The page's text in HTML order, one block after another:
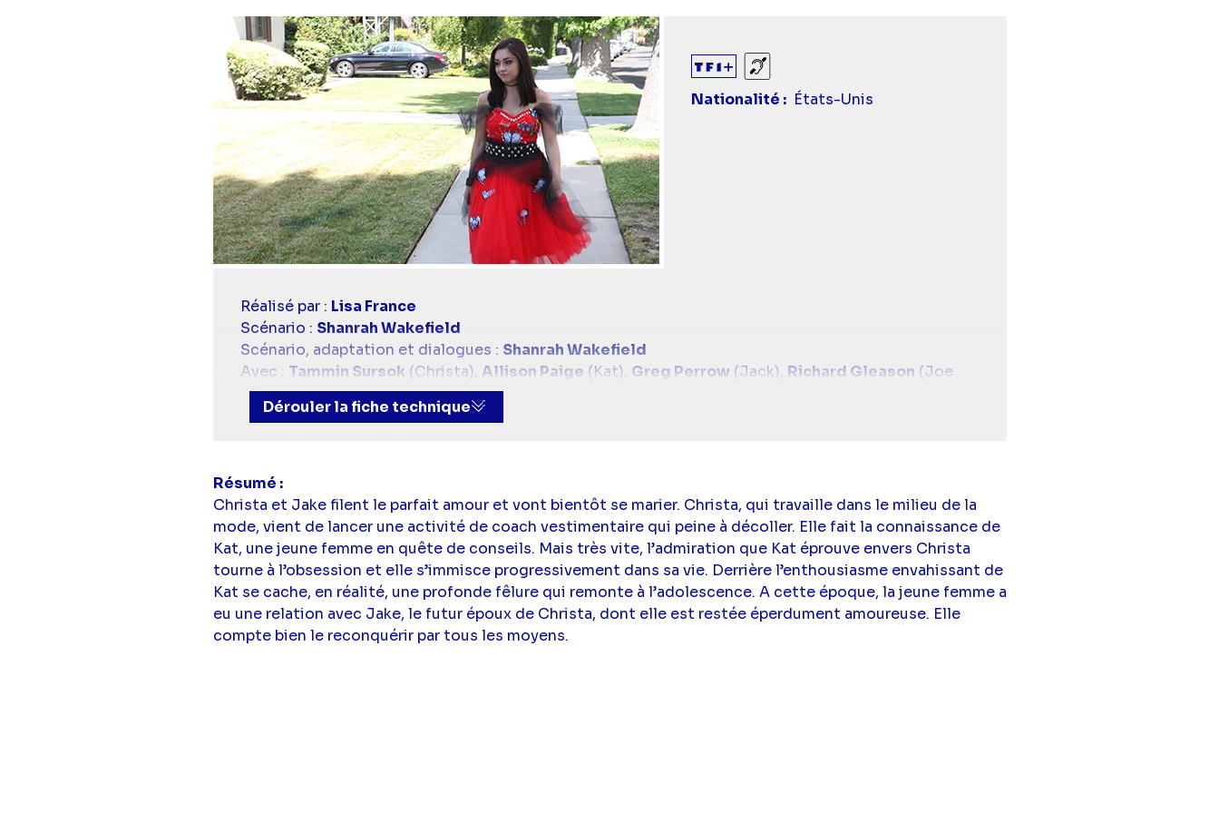
Sourds et malentendants
Nationalité
États-Unis
Casting
simba
Réalisé par : Lisa France
Scénario : Shanrah Wakefield
Scénario, adaptation et dialogues : Shanrah Wakefield
Avec : Tammin Sursok (Christa), Allison Paige (Kat), Greg Perrow (Jack), Richard Gleason (Joe
Walsh)
Dérouler la fiche technique
Résumé
Christa et Jake filent le parfait amour et vont bientôt se marier. Christa, qui travaille dans le milieu de la
mode, vient de lancer une activité de coach vestimentaire qui peine à décoller. Elle fait la connaissance de
Kat, une jeune femme en quête de conseils. Mais très vite, l’admiration que Kat éprouve envers Christa
tourne à l’obsession et elle s’immisce progressivement dans sa vie. Derrière l’enthousiasme envahissant de
Kat se cache, en réalité, une profonde fêlure qui remonte à l’adolescence. A cette époque, la jeune femme a
eu une relation avec Jake, le futur époux de Christa, dont elle est restée éperdument amoureuse. Elle
compte bien le reconquérir par tous les moyens.